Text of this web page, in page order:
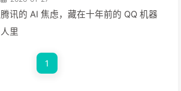
腾讯的 AI 焦虑，藏在十年前的 QQ 机器
人里
1